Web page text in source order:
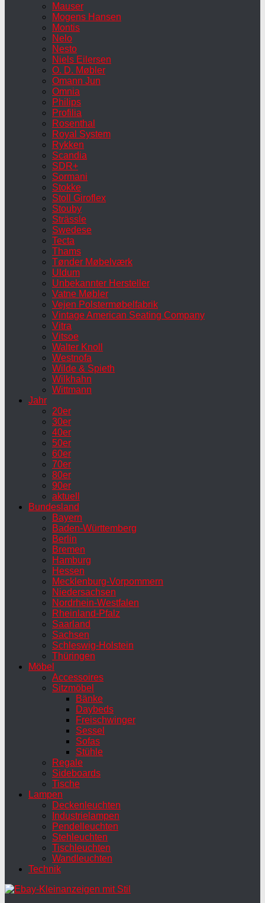
Mauser
Mogens Hansen
Montis
Nelo
Nesto
Niels Eilersen
O. D. Møbler
Omann Jun
Omnia
Philips
Profilia
Rosenthal
Royal System
Rykken
Scandia
SDR+
Sormani
Stokke
Stoll Giroflex
Stouby
Strässle
Swedese
Tecta
Thams
Tønder Møbelværk
Uldum
Unbekannter Hersteller
Vatne Møbler
Vejen Polstermøbelfabrik
Vintage American Seating Company
Vitra
Vitsoe
Walter Knoll
Westnofa
Wilde & Spieth
Wilkhahn
Wittmann
Jahr
20er
30er
40er
50er
60er
70er
80er
90er
aktuell
Bundesland
Bayern
Baden-Württemberg
Berlin
Bremen
Hamburg
Hessen
Mecklenburg-Vorpommern
Niedersachsen
Nordrhein-Westfalen
Rheinland-Pfalz
Saarland
Sachsen
Schleswig-Holstein
Thüringen
Möbel
Accessoires
Sitzmöbel
Bänke
Daybeds
Freischwinger
Sessel
Sofas
Stühle
Regale
Sideboards
Tische
Lampen
Deckenleuchten
Industrielampen
Pendelleuchten
Stehleuchten
Tischleuchten
Wandleuchten
Technik